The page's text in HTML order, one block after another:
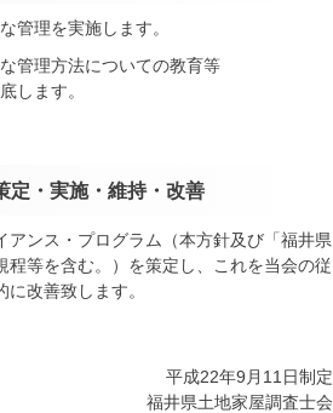
管理を実施します。
管理方法についての教育等
します。
定・実施・維持・改善
ンス・プログラム（本方針及び「福井県
等を含む。）を策定し、これを当会の従
改善致します。
平成22年9月11日制定
福井県土地家屋調査士会